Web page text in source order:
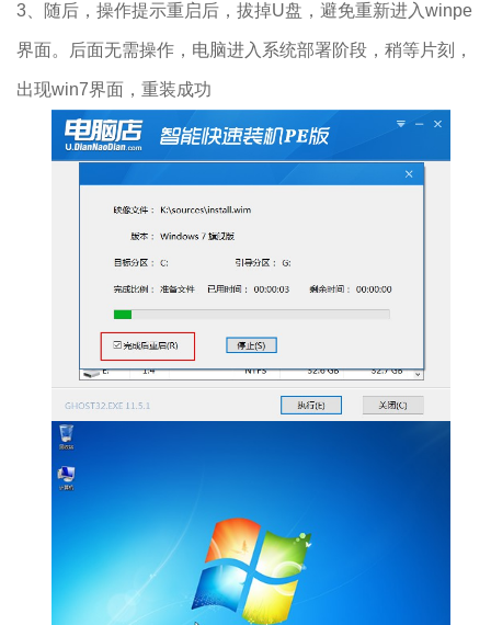
3、随后，操作提示重启后，拔掉U盘，避免重新进入winpe
界面。后面无需操作，电脑进入系统部署阶段，稍等片刻，
出现win7界面，重装成功